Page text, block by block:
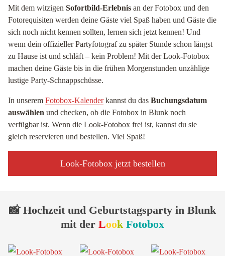
Mit dem witzigen Sofortbild-Erlebnis an der Fotobox und den
Fotorequisiten werden deine Gäste viel Spaß haben und Gäste die
sich noch nicht kennen sollten, lernen sich jetzt kennen! Und
wenn dein offizieller Partyfotograf zu später Stunde schon längst
zu Hause ist und schläft – kein Problem! Mit der Look-Fotobox
machen deine Gäste bis in die frühen Morgenstunden unzählige
lustige Party-Schnappschüsse.
In unserem Fotobox-Kalenderkannst du das Buchungsdatum
auswählen und checken, ob die Fotobox in Blunk noch
verfügbar ist. Wenn die Look-Fotobox frei ist, kannst du sie
gleich reservieren und bestellen. Viel Spaß!
Look-Fotobox jetzt bestellen
📸 Hochzeit und Geburtstagsparty in Blunk
mit der Look Fotobox